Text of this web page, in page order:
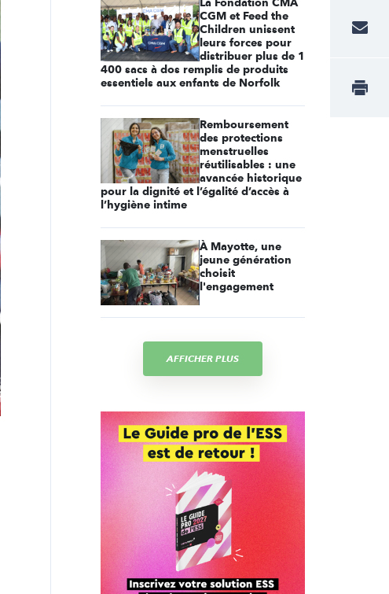
CGM et Feed the
Children unissent
leurs forces pour
distribuer plus de 1
400 sacs à dos remplis de produits
essentiels aux enfants de Norfolk
Remboursement
des protections
menstruelles
réutilisables : une
avancée historique
pour la dignité et l’égalité d’accès à
l’hygiène intime
À Mayotte, une
jeune génération
choisit
l'engagement
AFFICHER PLUS